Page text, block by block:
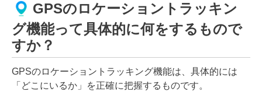
GPSのロケーショントラッキン
グ機能って具体的に何をするもので
すか？
GPSのロケーショントラッキング機能は、具体的には
「どこにいるか」を正確に把握するものです。